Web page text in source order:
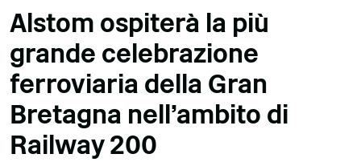
Alstom ospiterà la più
grande celebrazione
ferroviaria della Gran
Bretagna nell'ambito di
Railway 200